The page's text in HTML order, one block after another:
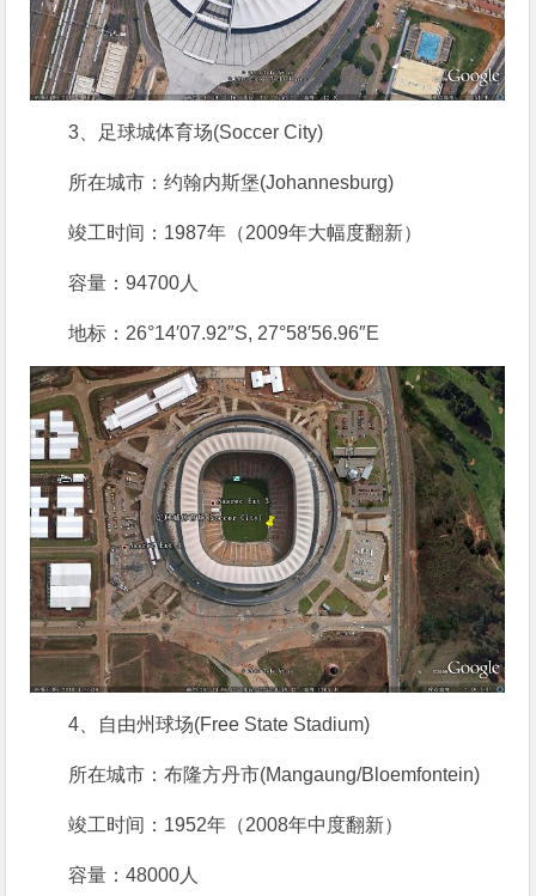
3、足球城体育场(Soccer City)
所在城市：约翰内斯堡(Johannesburg)
竣工时间：1987年（2009年大幅度翻新）
容量：94700人
地标：26°14′07.92″S, 27°58′56.96″E
4、自由州球场(Free State Stadium)
所在城市：布隆方丹市(Mangaung/Bloemfontein)
竣工时间：1952年（2008年中度翻新）
容量：48000人